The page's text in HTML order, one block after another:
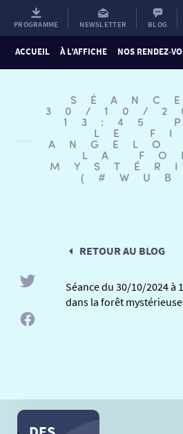
PROGRAMME NEWSLETTER BLOG
ACCUEIL À L’AFFICHE NOS RENDEZ-
30/10/
13:45
LE
ANGELO
LA
RETOUR AU BLOG
Séance du 30/10/2024 à
dans la forêt mystérieuse